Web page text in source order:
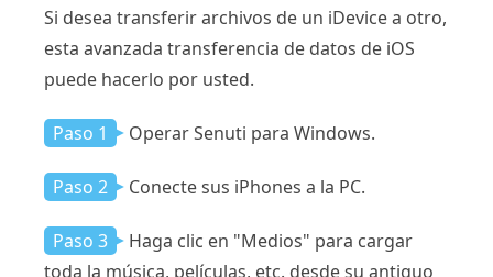
Si desea transferir archivos de un iDevice a otro,
esta avanzada transferencia de datos de iOS
puede hacerlo por usted.
Paso 1 Operar Senuti para Windows.
Paso 2 Conecte sus iPhones a la PC.
Paso 3
Haga clic en "Medios" para cargar
toda la música, películas, etc. desde su antiguo